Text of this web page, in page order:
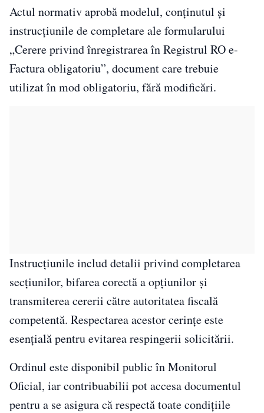
Actul normativ aprobă modelul, conținutul și
instrucțiunile de completare ale formularului
„Cerere privind înregistrarea în Registrul RO e-
Factura obligatoriu”, document care trebuie
utilizat în mod obligatoriu, fără modificări.
Instrucțiunile includ detalii privind completarea
secțiunilor, bifarea corectă a opțiunilor și
transmiterea cererii către autoritatea fiscală
competentă. Respectarea acestor cerințe este
esențială pentru evitarea respingerii solicitării.
Ordinul este disponibil public în Monitorul
Oficial, iar contribuabilii pot accesa documentul
pentru a se asigura că respectă toate condițiile